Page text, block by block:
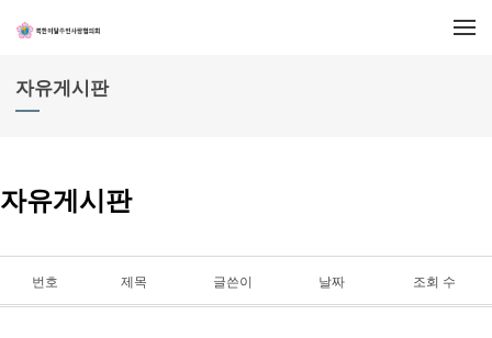
자유게시판
자유게시판
번호 제목 글쓴이 날짜 조회 수